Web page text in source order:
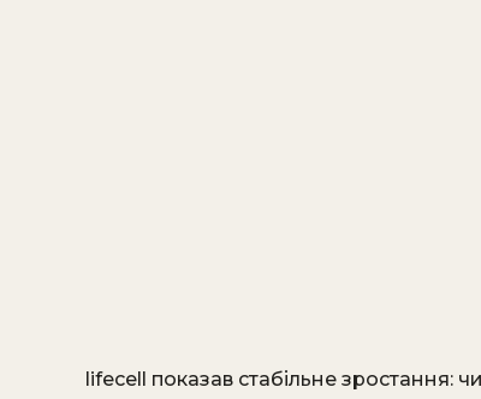
lifecell показав стабільне зростання: